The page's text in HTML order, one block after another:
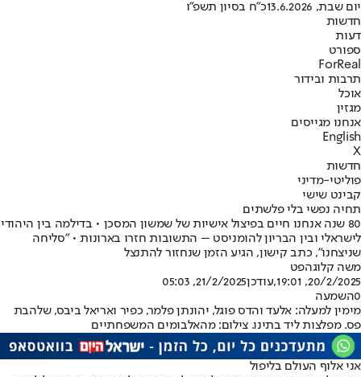
יום שבת, 13.6.2026
כ"ח בסיון תשפ"ו
חדשות
דעות
ספורט
ForReal
תרבות ובידור
אוכל
מגזין
אנחנו מגייסים
English
X
חדשות
פוליטי-מדיני
קבינט שישי
תחיה נפשי בלי פלשתים
80 שנה אנחנו חיים בפיצול אישיות של שמשון המסכן • בדילמה בין היהודי
לישראלי ובין הבריון להומניסט – התשובות חזרו בארונות • "סליחה
שניצחנו", כתב קישון, הגיע הזמן שנחזור להתנצל
משה קלוגהפט
20/2/2025, 19:01
,עודכן21/2/2025, 05:03
0השמעה
מימין למעלה: אלעד והדס פוגל, יהונתן פלמר, כפיר ואריאל ביבס, שלהבת
פס. מפלצות ליד בתינו. צילום: מהאלבומים המשפחתיים
אני אלוף העולם בליפול